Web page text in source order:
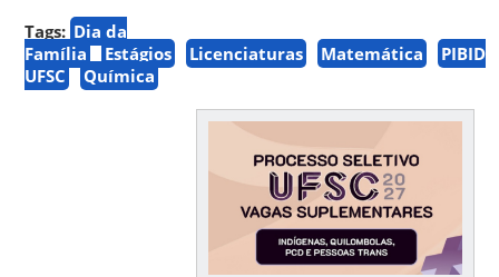
Tags: Dia da
Família
Estágios Licenciaturas Matemática
PIBID
UFSC
Química